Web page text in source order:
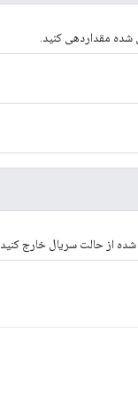
شده از حالت سریال خارج کنید.